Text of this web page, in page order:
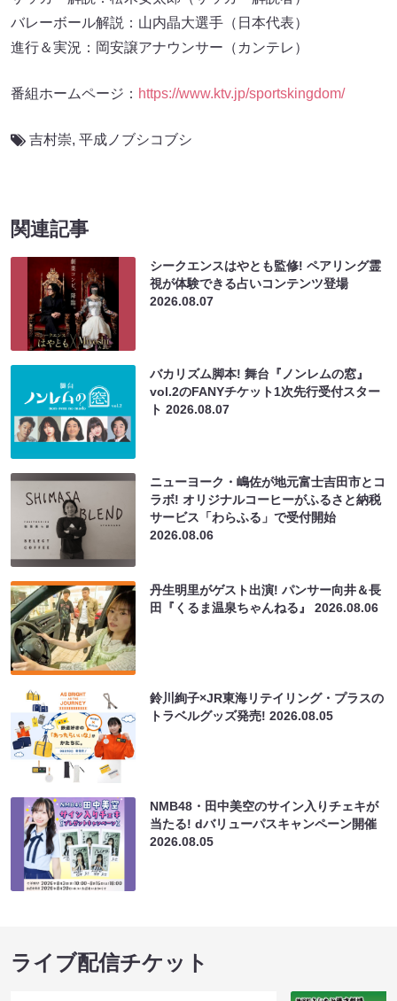
バレーボール解説：山内晶大選手（日本代表）
進行＆実況：岡安譲アナウンサー（カンテレ）
番組ホームページ： https://www.ktv.jp/sportskingdom/
吉村崇, 平成ノブシコブシ
関連記事
シークエンスはやとも監修! ペアリング霊
視が体験できる占いコンテンツ登場
2026.08.07
バカリズム脚本! 舞台『ノンレムの窓』
vol.2のFANYチケット1次先行受付スター
ト2026.08.07
ニューヨーク・嶋佐が地元富士吉田市とコ
ラボ! オリジナルコーヒーがふるさと納税
サービス「わらふる」で受付開始
2026.08.06
丹生明里がゲスト出演! パンサー向井＆長
田『くるま温泉ちゃんねる』2026.08.06
鈴川絢子×JR東海リテイリング・プラスの
トラベルグッズ発売!2026.08.05
NMB48・田中美空のサイン入りチェキが
当たる! dバリューパスキャンペーン開催
2026.08.05
ライブ配信チケット